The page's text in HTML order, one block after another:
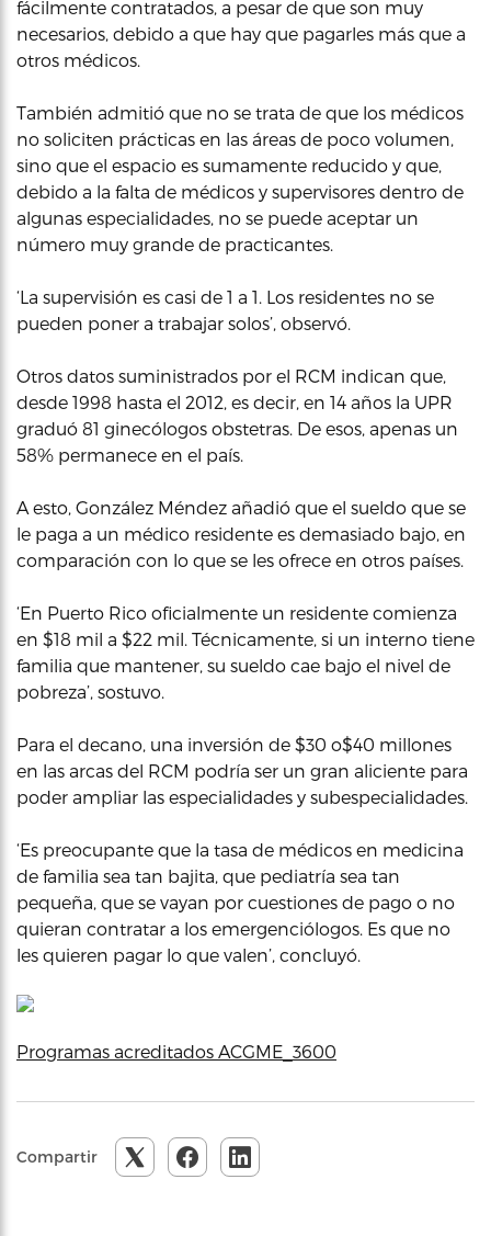
fácilmente contratados, a pesar de que son muy
necesarios, debido a que hay que pagarles más que a
otros médicos.
También admitió que no se trata de que los médicos
no soliciten prácticas en las áreas de poco volumen,
sino que el espacio es sumamente reducido y que,
debido a la falta de médicos y supervisores dentro de
algunas especialidades, no se puede aceptar un
número muy grande de practicantes.
‘La supervisión es casi de 1 a 1. Los residentes no se
pueden poner a trabajar solos’, observó.
Otros datos suministrados por el RCM indican que,
desde 1998 hasta el 2012, es decir, en 14 años la UPR
graduó 81 ginecólogos obstetras. De esos, apenas un
58% permanece en el país.
A esto, González Méndez añadió que el sueldo que se
le paga a un médico residente es demasiado bajo, en
comparación con lo que se les ofrece en otros países.
‘En Puerto Rico oficialmente un residente comienza
en $18 mil a $22 mil. Técnicamente, si un interno tiene
familia que mantener, su sueldo cae bajo el nivel de
pobreza’, sostuvo.
Para el decano, una inversión de $30 o$40 millones
en las arcas del RCM podría ser un gran aliciente para
poder ampliar las especialidades y subespecialidades.
‘Es preocupante que la tasa de médicos en medicina
de familia sea tan bajita, que pediatría sea tan
pequeña, que se vayan por cuestiones de pago o no
quieran contratar a los emergenciólogos. Es que no
les quieren pagar lo que valen’, concluyó.
Programas acreditados ACGME_3600
Compartir